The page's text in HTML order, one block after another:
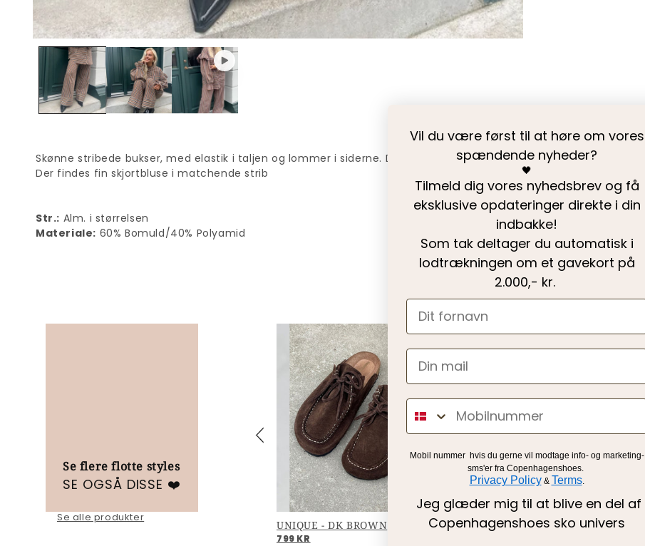
Skønne stribede bukser, med elastik i taljen og lommer i siderne. Dejlig behagelig kvaliet.
Der findes fin skjortbluse i matchende strib
Str.: Alm. i størrelsen
Materiale: 60% Bomuld/40% Polyamid
Se flere flotte styles
SE OGSÅ DISSE ❤️
Se alle produkter
UNIQUE - DK BROWN
799 KR
UNIQUE - CAMEL
FREAK OUT - Light rose
Vil du være først til at høre om vores
spændende nyheder?
🖤
Tilmeld dig vores nyhedsbrev og få
eksklusive opdateringer direkte i din
indbakke!
Som tak deltager du automatisk i
lodtrækningen om et gavekort på
2.000,- kr.
Sms
Mobil nummer hvis du gerne vil modtage info- og marketing-
sms'er fra Copenhagenshoes.
Privacy Policy& Terms.
Jeg glæder mig til at blive en del af
Copenhagenshoes sko univers